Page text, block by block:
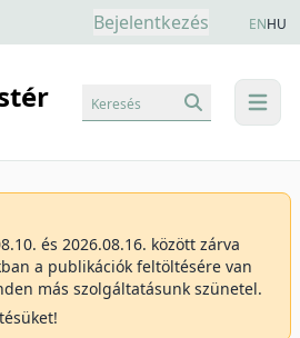
Bejelentkezés ENHU
menu
Keresés
és 2026.08.16. között zárva
a publikációk feltöltésére van
más szolgáltatásunk szünetel.